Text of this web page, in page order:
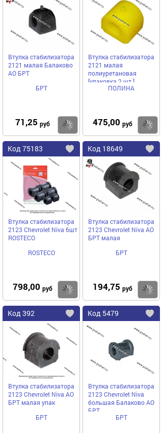
избранное
Втулка стабилизатора
2121 малая Балаково
АО БРТ
БРТ
71,25 руб Купить
Втулка стабилизатора
2121 малая
полиуретановая
[упаковка 2 шт.]
ПОЛИНА
475,00 руб
Код 75183
Добавить
избранное
Втулка стабилизатора
2123 Chevrolet Niva 6шт
ROSTECO
ROSTECO
798,00 руб Купить
Код 18649
Втулка стабилизатора
2123 Chevrolet Niva АО
БРТ малая
БРТ
194,75 руб
Код 392
Добавить
избранное
Втулка стабилизатора
2123 Chevrolet Niva АО
БРТ малая упак
БРТ
Код 5479
Втулка стабилизатора
2123 Chevrolet Niva
большая Балаково АО
БРТ
БРТ